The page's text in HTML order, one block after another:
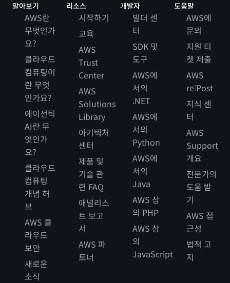
알아보기
AWS란
무엇인가
요?
클라우드
컴퓨팅이
란 무엇
인가요?
에이전틱
AI란 무
엇인가
요?
클라우드
컴퓨팅
개념 허
브
AWS 클
라우드
보안
새로운
소식
리소스
시작하기
교육
AWS
Trust
Center
AWS
Solutions
Library
아키텍처
센터
제품 및
기술 관
련 FAQ
애널리스
트 보고
서
AWS 파
트너
개발자
빌더 센
터
SDK 및
도구
AWS에
서의
.NET
AWS에
서의
Python
AWS에
서의
Java
AWS 상
의 PHP
AWS 상
의
JavaScript
도움말
AWS에
문의
지원 티
켓 제출
AWS
re:Post
지식 센
터
AWS
Support
개요
전문가의
도움 받
기
AWS 접
근성
법적 고
지